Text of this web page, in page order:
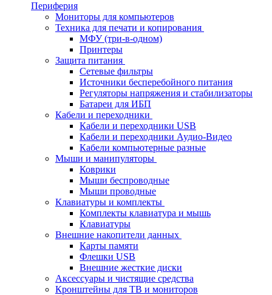
Периферия
Мониторы для компьютеров
Техника для печати и копирования
МФУ (три-в-одном)
Принтеры
Защита питания
Сетевые фильтры
Источники бесперебойного питания
Регуляторы напряжения и стабилизаторы
Батареи для ИБП
Кабели и переходники
Кабели и переходники USB
Кабели и переходники Аудио-Видео
Кабели компьютерные разные
Мыши и манипуляторы
Коврики
Мыши беспроводные
Мыши проводные
Клавиатуры и комплекты
Комплекты клавиатура и мышь
Клавиатуры
Внешние накопители данных
Карты памяти
Флешки USB
Внешние жесткие диски
Аксессуары и чистящие средства
Кронштейны для ТВ и мониторов